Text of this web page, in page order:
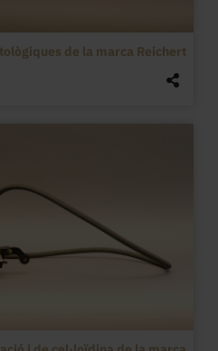
de la marca Reichert